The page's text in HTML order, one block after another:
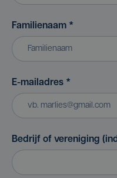
Familienaam *
E-mailadres *
Bedrijf of vereniging